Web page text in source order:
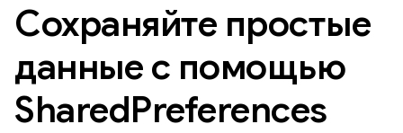
Сохраняйте простые
данные с помощью
SharedPreferences